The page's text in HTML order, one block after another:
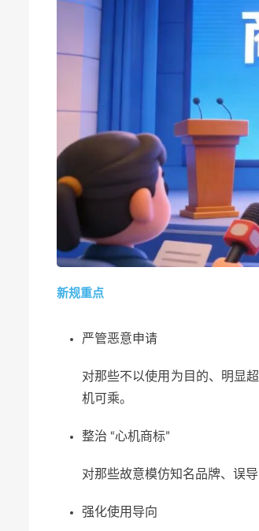
新规重点
严管恶意申请
对那些不以使用为目的、明显
机可乘。
整治 “心机商标”
对那些故意模仿知名品牌、误
强化使用导向